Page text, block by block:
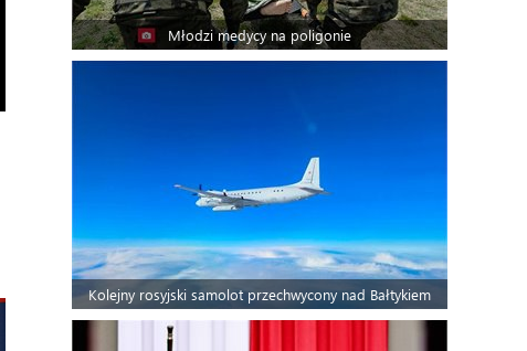
Młodzi medycy na poligonie
Kolejny rosyjski samolot przechwycony nad Bałtykiem